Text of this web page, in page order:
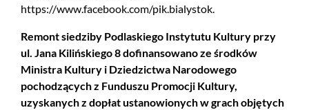
https://www.facebook.com/pik.bialystok.
Remont siedziby Podlaskiego Instytutu Kultury przy
ul. Jana Kilińskiego 8 dofinansowano ze środków
Ministra Kultury i Dziedzictwa Narodowego
pochodzących z Funduszu Promocji Kultury,
uzyskanych z dopłat ustanowionych w grach objętych